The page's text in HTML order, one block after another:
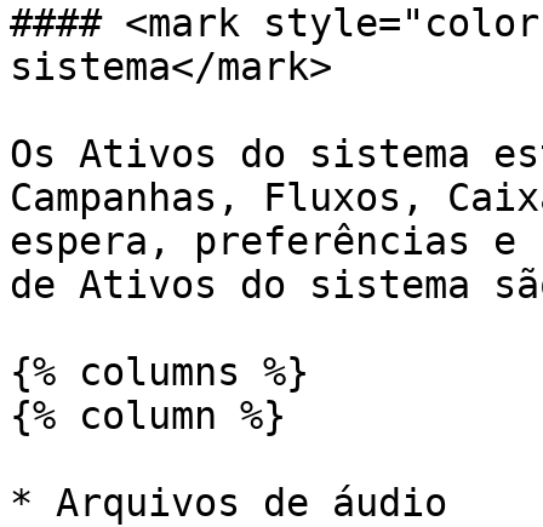
#### <mark
sistema</mark>
Os Ativos do sistema
Campanhas, Fluxos,
espera, preferências
de Ativos do sistema
{% columns %}
{% column %}
* Arquivos de áudio